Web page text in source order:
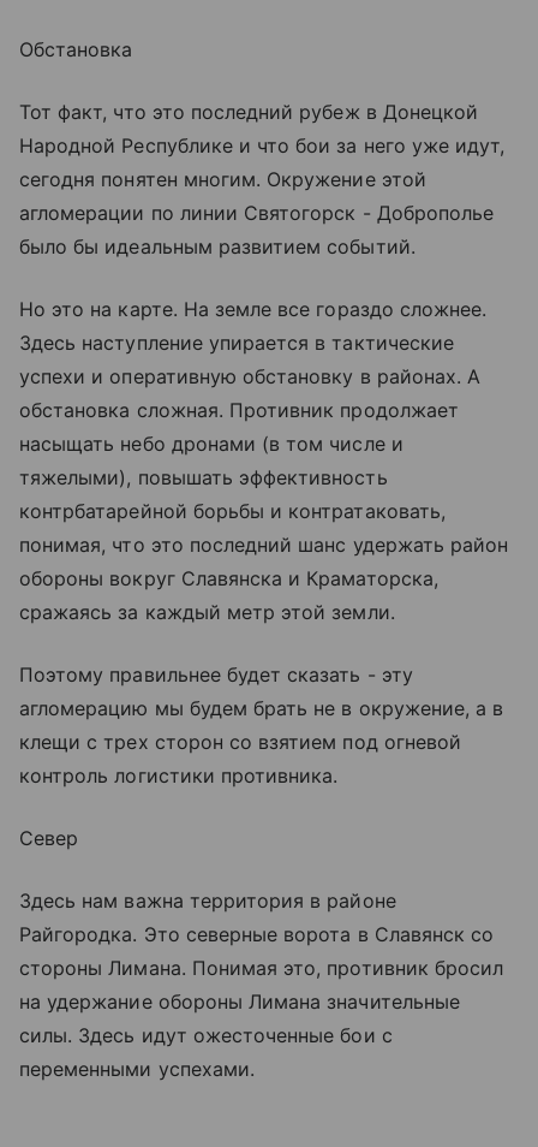
Обстановка
Тот факт, что это последний рубеж в Донецкой
Народной Республике и что бои за него уже идут,
сегодня понятен многим. Окружение этой
агломерации по линии Святогорск - Доброполье
было бы идеальным развитием событий.
Но это на карте. На земле все гораздо сложнее.
Здесь наступление упирается в тактические
успехи и оперативную обстановку в районах. А
обстановка сложная. Противник продолжает
насыщать небо дронами (в том числе и
тяжелыми), повышать эффективность
контрбатарейной борьбы и контратаковать,
понимая, что это последний шанс удержать район
обороны вокруг Славянска и Краматорска,
сражаясь за каждый метр этой земли.
Поэтому правильнее будет сказать - эту
агломерацию мы будем брать не в окружение, а в
клещи с трех сторон со взятием под огневой
контроль логистики противника.
Север
Здесь нам важна территория в районе
Райгородка. Это северные ворота в Славянск со
стороны Лимана. Понимая это, противник бросил
на удержание обороны Лимана значительные
силы. Здесь идут ожесточенные бои с
переменными успехами.